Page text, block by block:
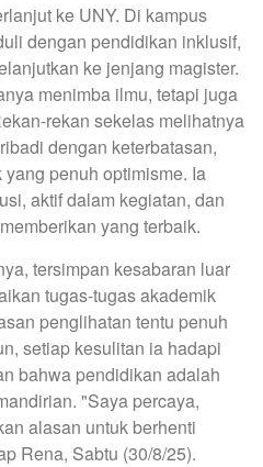
ke UNY. Di kampus
dengan pendidikan inklusif,
ke jenjang magister.
menimba ilmu, tetapi juga
rekan sekelas melihatnya
dengan keterbatasan,
penuh optimisme. Ia
aktif dalam kegiatan, dan
yang terbaik.
tersimpan kesabaran luar
tugas-tugas akademik
penglihatan tentu penuh
setiap kesulitan ia hadapi
bahwa pendidikan adalah
"Saya percaya,
alasan untuk berhenti
Rena, Sabtu (30/8/25).